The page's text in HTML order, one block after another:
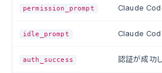
permission_prompt Claude
idle_prompt Claude Code
auth_success 認証が成功